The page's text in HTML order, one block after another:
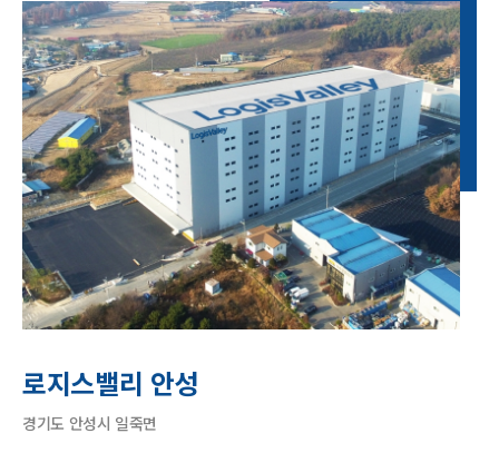
로지스밸리 안성
경기도 안성시 일죽면